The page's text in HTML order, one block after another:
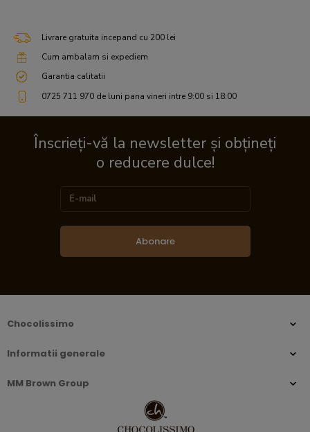
Livrare gratuita incepand cu 200 lei
Cum ambalam si expediem
Garantia calitatii
0725 711 970 de luni pana vineri intre 9:00 si 18:00
Înscrieți-vă la newsletter și obțineți
o reducere dulce!
Abonare
Chocolissimo
Informatii generale
MM Brown Group